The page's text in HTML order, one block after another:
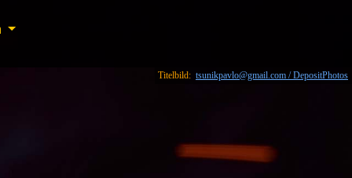
Titelbild: tsunikpavlo@gmail.com / DepositPhotos